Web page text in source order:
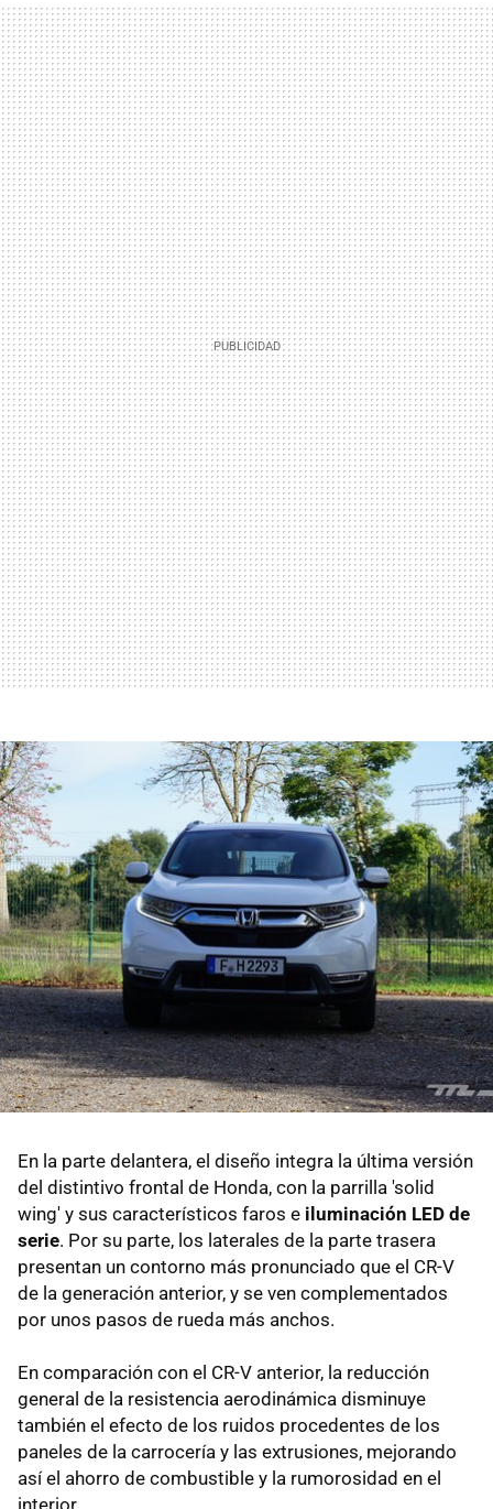
En la parte delantera, el diseño integra la última versión
del distintivo frontal de Honda, con la parrilla 'solid
wing' y sus característicos faros e iluminación LED de
serie. Por su parte, los laterales de la parte trasera
presentan un contorno más pronunciado que el CR-V
de la generación anterior, y se ven complementados
por unos pasos de rueda más anchos.
En comparación con el CR-V anterior, la reducción
general de la resistencia aerodinámica disminuye
también el efecto de los ruidos procedentes de los
paneles de la carrocería y las extrusiones, mejorando
así el ahorro de combustible y la rumorosidad en el
interior.